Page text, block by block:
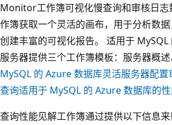
Monitor工作簿可视化慢查询和审核日志
作簿获取一个灵活的画布，用于分析数
创建丰富的可视化报告。 适用于
服务器提供三个工作簿模板：服务器概述
MySQL 的 Azure 数据库灵活服务器配置
查询适用于 MySQL 的 Azure 数据库的
查询性能见解工作簿通过提供以下信息